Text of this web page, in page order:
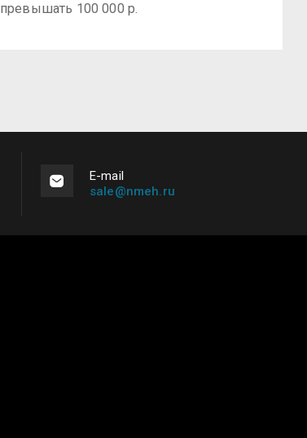
превышать 100 000 р.
Е-mail
sale@nmeh.ru